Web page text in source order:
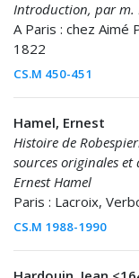
Introduction, par m.
A Paris : chez Aimé
1822
CS.M 450-451
Hamel, Ernest
Histoire de
sources originales
Ernest Hamel
Paris : Lacroix,
CS.M 1988-1990